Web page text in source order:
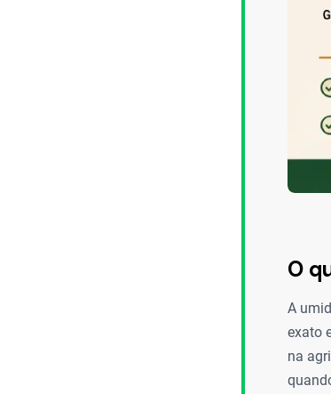
O
A
exato
na